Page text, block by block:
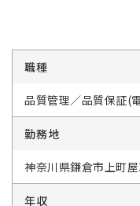
職種
品質管理／品質保証(
勤務地
神奈川県鎌倉市上町
年収